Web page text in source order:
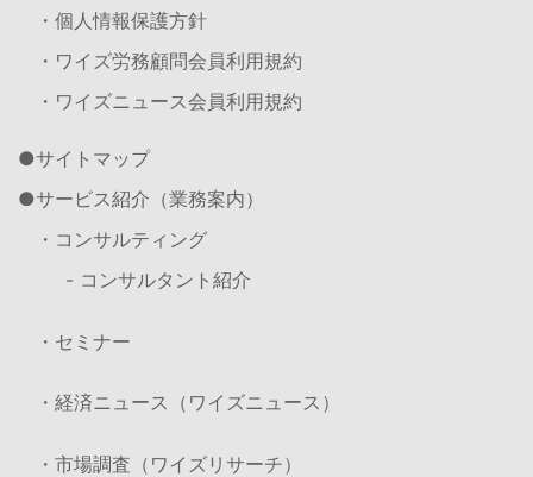
・個人情報保護方針
・ワイズ労務顧問会員利用規約
・ワイズニュース会員利用規約
サイトマップ
サービス紹介（業務案内）
・コンサルティング
- コンサルタント紹介
・セミナー
・経済ニュース（ワイズニュース）
・市場調査（ワイズリサーチ）